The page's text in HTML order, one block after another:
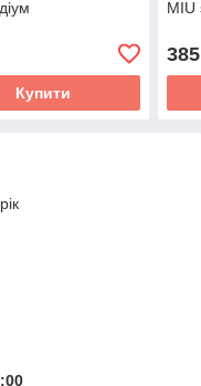
Купити
MIU
385